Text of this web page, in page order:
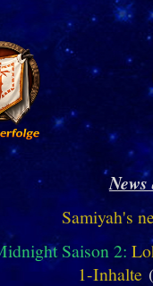
Samiyah's
Saison 2:
1-Inhalte